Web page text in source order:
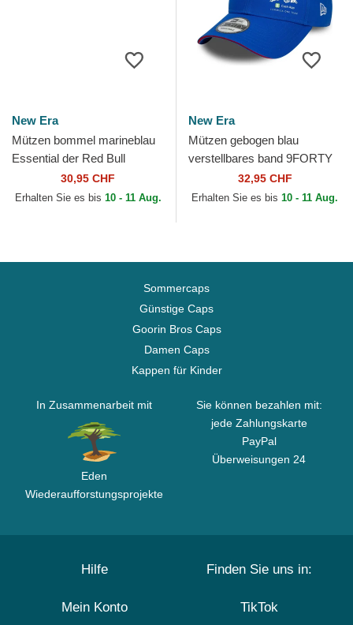
New Era
Mützen bommel marineblau
Essential der Red Bull
Racing Formula 1 von New
Era
30,95 CHF
Erhalten Sie es bis 10 - 11 Aug.
New Era
Mützen gebogen blau
verstellbares band 9FORTY
Flawless der Racing Bulls F1
Team Formula 1 von New...
32,95 CHF
Erhalten Sie es bis 10 - 11 Aug.
Sommercaps
Günstige Caps
Goorin Bros Caps
Damen Caps
Kappen für Kinder
In Zusammenarbeit mit
Eden
Wiederaufforstungsprojekte
Sie können bezahlen mit:
jede Zahlungskarte
PayPal
Überweisungen 24
Hilfe
Mein Konto
Finden Sie uns in:
TikTok